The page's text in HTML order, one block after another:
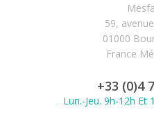
59,
01000
France
+33 (0)4
Lun.-Jeu. 9h-12h Et